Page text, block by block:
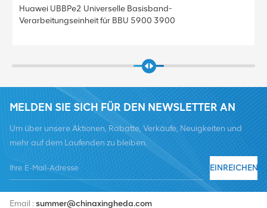
Huawei UBBPe2 Universelle Basisband-
Verarbeitungseinheit für BBU 5900 3900
MELDEN SIE SICH FÜR DEN NEWSLETTER AN
Um über unsere Aktionen, Rabatte, Verkäufe, Neuigkeiten und
mehr auf dem Laufenden zu bleiben.
EINREICHEN
Email :summer@chinaxingheda.com